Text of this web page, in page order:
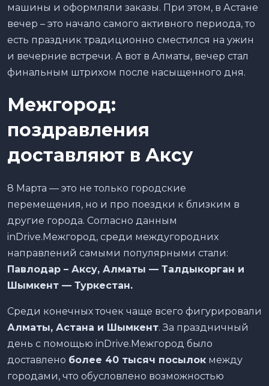
машины и оформляли заказы. При этом, в Астане
вечер – это начало самого активного периода, то
есть праздник традиционно сместился на ужин
и вечерние встречи. А вот в Алматы, вечер стал
финальным штрихом после насыщенного дня.
Межгород:
поздравления
доставляют в Аксу
8 Марта — это не только городские
перемещения, но и про поездки к близким в
другие города. Согласно данным
inDrive.Межгород, среди междугородних
направлений самыми популярными стали:
Павлодар – Аксу, Алматы — Талдыкорган и
Шымкент — Туркестан.
Среди конечных точек чаще всего фигурировали
Алматы, Астана и Шымкент. За праздничный
день с помощью inDrive.Межгород было
доставлено более 40 тысяч посылок между
городами, что обусловлено возможностью